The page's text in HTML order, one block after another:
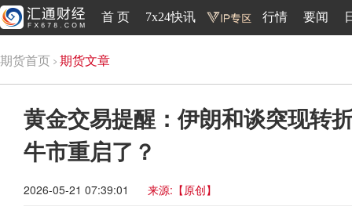
首 页 7x24快讯 行情 要闻
期货首页 期货文章
黄金交易提醒：伊朗和谈突现转
牛市重启了？
2026-05-21 07:39:01 来源:【原创】